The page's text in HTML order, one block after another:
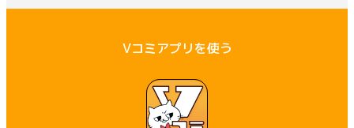
Vコミアプリを使う